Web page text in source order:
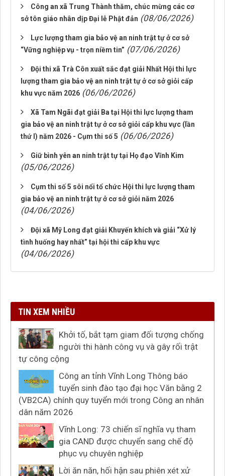
Công an xã Trung Thành thăm, chúc mừng các cơ
sở tôn giáo nhân dịp Đại lễ Phật đản (08/06/2026)
Lực lượng tham gia bảo vệ an ninh trật tự ở cơ sở
“Vững nghiệp vụ - trọn niềm tin” (07/06/2026)
Đội thi xã Trà Côn xuất sắc đạt giải Nhất Hội thi lực
lượng tham gia bảo vệ an ninh trật tự ở cơ sở giỏi cấp
khu vực năm 2026 (06/06/2026)
Xã Tam Ngãi đạt giải Ba tại Hội thi lực lượng tham
gia bảo vệ an ninh trật tự ở cơ sở giỏi cấp khu vực (lần
thứ I) năm 2026 - Cụm thi số 5 (06/06/2026)
Giữ bình yên an ninh trật tự tại Họ đạo Vĩnh Kim
(05/06/2026)
Cụm thi số 5 sôi nổi tổ chức Hội thi lực lượng tham
gia bảo vệ an ninh trật tự ở cơ sở giỏi năm 2026
(04/06/2026)
Đội xã Mỹ Long đạt giải Khuyến khích và giải “Xử lý
tình huống hay nhất” tại hội thi cấp khu vực
(04/06/2026)
TIN XEM NHIỀU
Khởi tố, bắt tạm giam đối tượng chống
người thi hành công vụ và gây rối trật
tự công cộng
Công an tỉnh Vĩnh Long Thông báo
tuyển sinh đào tạo đại học Văn bằng 2
(VB2CA) chính quy tuyển mới trong Công an nhân
dân năm 2026
Vĩnh Long: 73 chiến sĩ nghĩa vụ tham
gia CAND được chuyển sang chế độ
phục vụ chuyên nghiệp
Lời ăn năn, hối hận sau phiên xét xử